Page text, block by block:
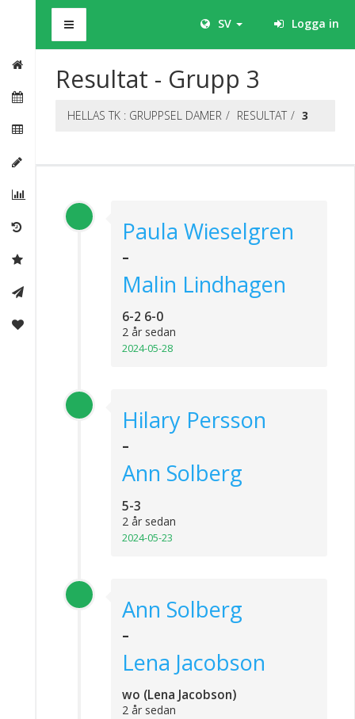
SV Logga in
Resultat - Grupp 3
HELLAS TK : GRUPPSEL DAMER RESULTAT 3
Paula Wieselgren
-
Malin Lindhagen
6-2 6-0
2 år sedan
2024-05-28
Hilary Persson
-
Ann Solberg
5-3
2 år sedan
2024-05-23
Ann Solberg
-
Lena Jacobson
wo (Lena Jacobson)
2 år sedan